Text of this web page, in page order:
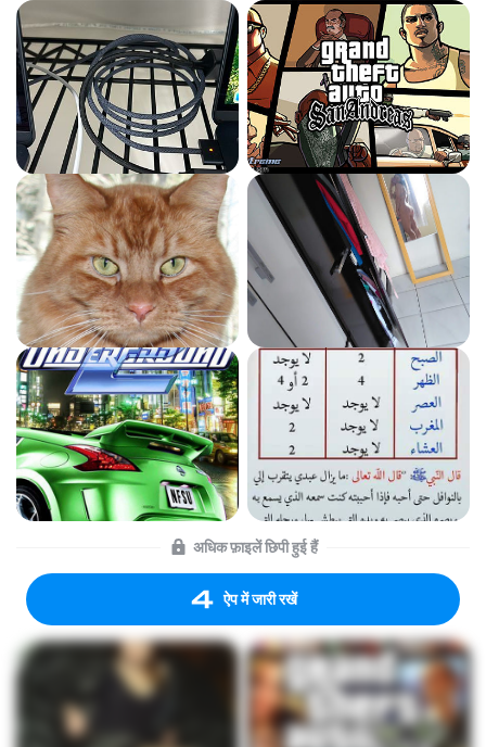
अधिक फ़ाइलें छिपी हुई हैं
ऐप में जारी रखें